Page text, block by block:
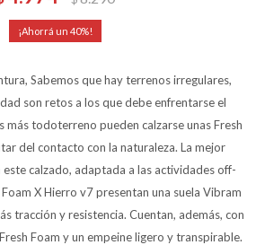
40
Sabemos que hay terrenos irregulares,
son retos a los que debe enfrentarse el
más todoterreno pueden calzarse unas Fresh
del contacto con la naturaleza. La mejor
calzado, adaptada a las actividades off-
X Hierro v7 presentan una suela Vibram
tracción y resistencia. Cuentan, además, con
Foam y un empeine ligero y transpirable.